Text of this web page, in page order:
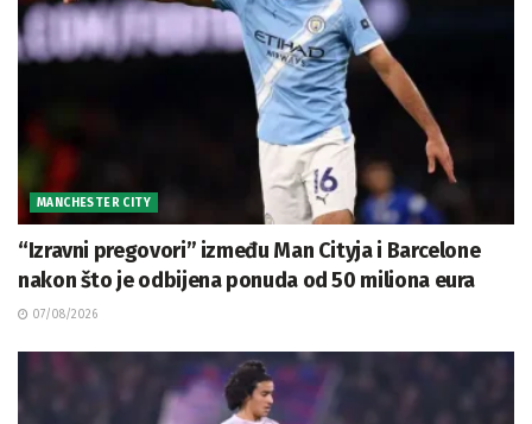
MANCHESTER CITY
“Izravni pregovori” između Man Cityja i Barcelone
nakon što je odbijena ponuda od 50 miliona eura
07/08/2026